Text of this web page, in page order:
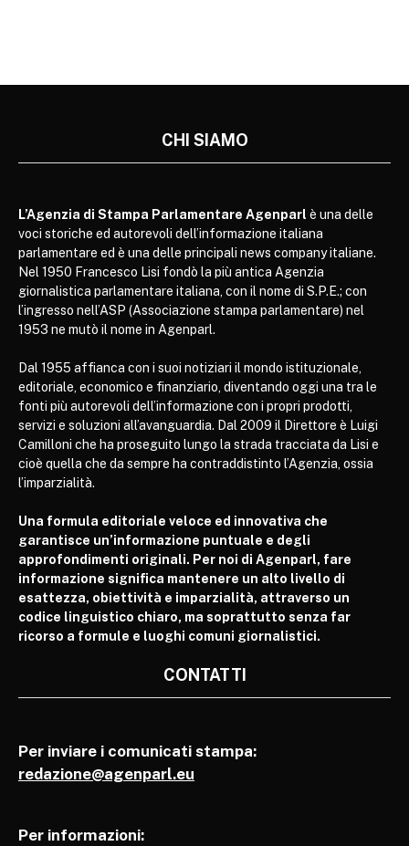
CHI SIAMO
L’Agenzia di Stampa Parlamentare Agenparl è una delle
voci storiche ed autorevoli dell’informazione italiana
parlamentare ed è una delle principali news company italiane.
Nel 1950 Francesco Lisi fondò la più antica Agenzia
giornalistica parlamentare italiana, con il nome di S.P.E.; con
l’ingresso nell’ASP (Associazione stampa parlamentare) nel
1953 ne mutò il nome in Agenparl.
Dal 1955 affianca con i suoi notiziari il mondo istituzionale,
editoriale, economico e finanziario, diventando oggi una tra le
fonti più autorevoli dell’informazione con i propri prodotti,
servizi e soluzioni all’avanguardia. Dal 2009 il Direttore è Luigi
Camilloni che ha proseguito lungo la strada tracciata da Lisi e
cioè quella che da sempre ha contraddistinto l’Agenzia, ossia
l’imparzialità.
Una formula editoriale veloce ed innovativa che
garantisce un’informazione puntuale e degli
approfondimenti originali. Per noi di Agenparl, fare
informazione significa mantenere un alto livello di
esattezza, obiettività e imparzialità, attraverso un
codice linguistico chiaro, ma soprattutto senza far
ricorso a formule e luoghi comuni giornalistici.
CONTATTI
Per inviare i comunicati stampa:
redazione@agenparl.eu
Per informazioni: